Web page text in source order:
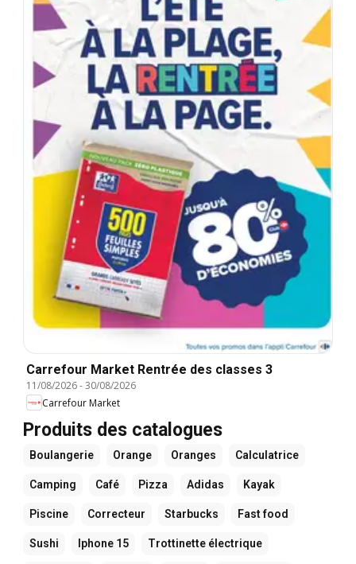
Carrefour Market Rentrée des classes 3
11/08/2026-30/08/2026
Carrefour Market
Produits des catalogues
Boulangerie Orange Oranges Calculatrice
Camping Café Pizza Adidas Kayak
Piscine Correcteur Starbucks Fast food
Sushi Iphone 15 Trottinette électrique